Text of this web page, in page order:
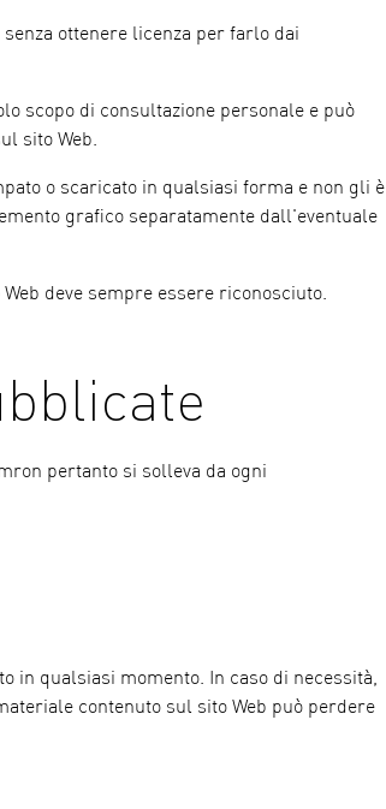
ottenere licenza per farlo dai
scopo di consultazione personale e può
sito Web.
o scaricato in qualsiasi forma e non gli è
grafico separatamente dall'eventuale
deve sempre essere riconosciuto.
pertanto si solleva da ogni
in qualsiasi momento. In caso di necessità,
contenuto sul sito Web può perdere